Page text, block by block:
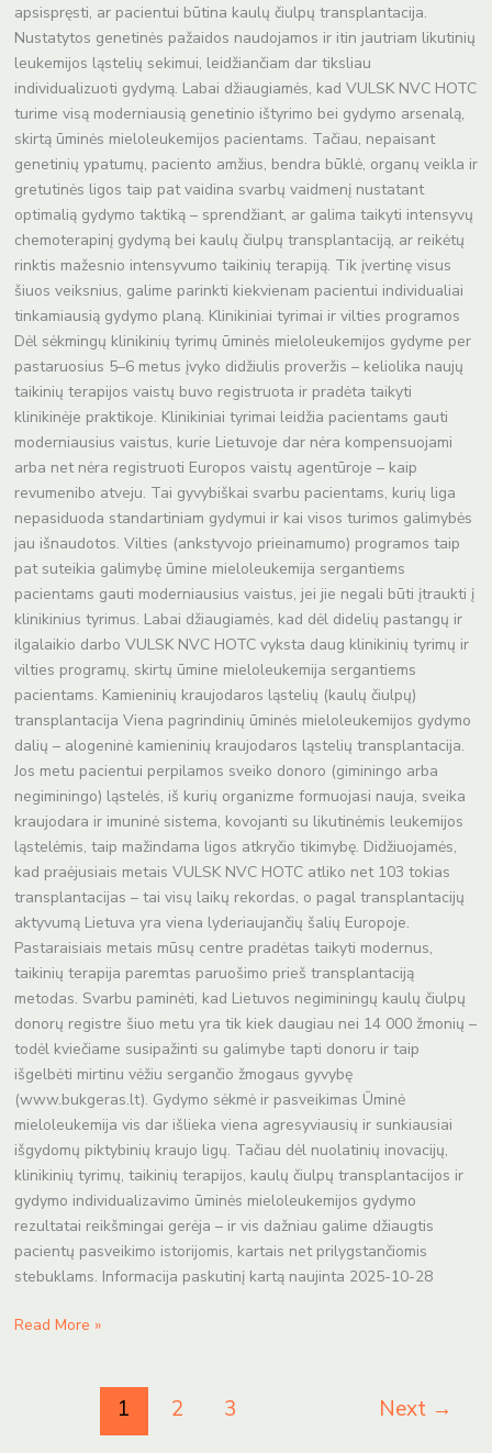
apsispręsti, ar pacientui būtina kaulų čiulpų transplantacija.
Nustatytos genetinės pažaidos naudojamos ir itin jautriam likutinių
leukemijos ląstelių sekimui, leidžiančiam dar tiksliau
individualizuoti gydymą. Labai džiaugiamės, kad VULSK NVC HOTC
turime visą moderniausią genetinio ištyrimo bei gydymo arsenalą,
skirtą ūminės mieloleukemijos pacientams. Tačiau, nepaisant
genetinių ypatumų, paciento amžius, bendra būklė, organų veikla ir
gretutinės ligos taip pat vaidina svarbų vaidmenį nustatant
optimalią gydymo taktiką – sprendžiant, ar galima taikyti intensyvų
chemoterapinį gydymą bei kaulų čiulpų transplantaciją, ar reikėtų
rinktis mažesnio intensyvumo taikinių terapiją. Tik įvertinę visus
šiuos veiksnius, galime parinkti kiekvienam pacientui individualiai
tinkamiausią gydymo planą. Klinikiniai tyrimai ir vilties programos
Dėl sėkmingų klinikinių tyrimų ūminės mieloleukemijos gydyme per
pastaruosius 5–6 metus įvyko didžiulis proveržis – keliolika naujų
taikinių terapijos vaistų buvo registruota ir pradėta taikyti
klinikinėje praktikoje. Klinikiniai tyrimai leidžia pacientams gauti
moderniausius vaistus, kurie Lietuvoje dar nėra kompensuojami
arba net nėra registruoti Europos vaistų agentūroje – kaip
revumenibo atveju. Tai gyvybiškai svarbu pacientams, kurių liga
nepasiduoda standartiniam gydymui ir kai visos turimos galimybės
jau išnaudotos. Vilties (ankstyvojo prieinamumo) programos taip
pat suteikia galimybę ūmine mieloleukemija sergantiems
pacientams gauti moderniausius vaistus, jei jie negali būti įtraukti į
klinikinius tyrimus. Labai džiaugiamės, kad dėl didelių pastangų ir
ilgalaikio darbo VULSK NVC HOTC vyksta daug klinikinių tyrimų ir
vilties programų, skirtų ūmine mieloleukemija sergantiems
pacientams. Kamieninių kraujodaros ląstelių (kaulų čiulpų)
transplantacija Viena pagrindinių ūminės mieloleukemijos gydymo
dalių – alogeninė kamieninių kraujodaros ląstelių transplantacija.
Jos metu pacientui perpilamos sveiko donoro (giminingo arba
negiminingo) ląstelės, iš kurių organizme formuojasi nauja, sveika
kraujodara ir imuninė sistema, kovojanti su likutinėmis leukemijos
ląstelėmis, taip mažindama ligos atkryčio tikimybę. Didžiuojamės,
kad praėjusiais metais VULSK NVC HOTC atliko net 103 tokias
transplantacijas – tai visų laikų rekordas, o pagal transplantacijų
aktyvumą Lietuva yra viena lyderiaujančių šalių Europoje.
Pastaraisiais metais mūsų centre pradėtas taikyti modernus,
taikinių terapija paremtas paruošimo prieš transplantaciją
metodas. Svarbu paminėti, kad Lietuvos negiminingų kaulų čiulpų
donorų registre šiuo metu yra tik kiek daugiau nei 14 000 žmonių –
todėl kviečiame susipažinti su galimybe tapti donoru ir taip
išgelbėti mirtinu vėžiu sergančio žmogaus gyvybę
(www.bukgeras.lt). Gydymo sėkmė ir pasveikimas Ūminė
mieloleukemija vis dar išlieka viena agresyviausių ir sunkiausiai
išgydomų piktybinių kraujo ligų. Tačiau dėl nuolatinių inovacijų,
klinikinių tyrimų, taikinių terapijos, kaulų čiulpų transplantacijos ir
gydymo individualizavimo ūminės mieloleukemijos gydymo
rezultatai reikšmingai gerėja – ir vis dažniau galime džiaugtis
pacientų pasveikimo istorijomis, kartais net prilygstančiomis
stebuklams. Informacija paskutinį kartą naujinta 2025-10-28
Read More »
1 2 3 Next →